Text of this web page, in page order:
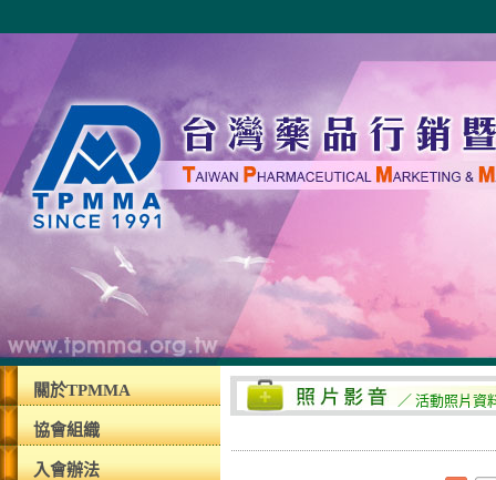
關於TPMMA
協會組織
入會辦法
／ 活動照片資